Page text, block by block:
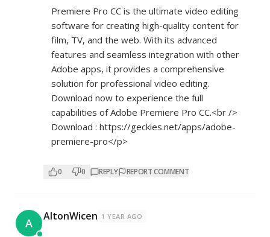
Premiere Pro CC is the ultimate video editing
software for creating high-quality content for
film, TV, and the web. With its advanced
features and seamless integration with other
Adobe apps, it provides a comprehensive
solution for professional video editing.
Download now to experience the full
capabilities of Adobe Premiere Pro CC.<br />
Download : https://geckies.net/apps/adobe-
premiere-pro</p>
0 0 REPLY REPORT COMMENT
A AltonWicen 1 YEAR AGO